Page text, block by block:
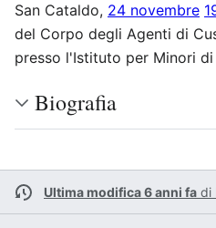
San Cataldo, 24 novembre
del Corpo degli Agenti di
presso l'Istituto per Minori di
Biografia
Ultima modifica 6 anni fa di